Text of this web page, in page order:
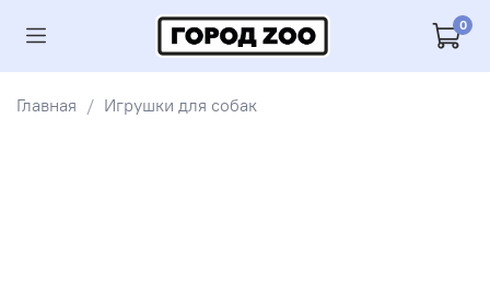
0
Главная Игрушки для собак